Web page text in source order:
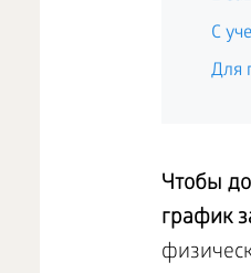
С
Для
Чтобы
график